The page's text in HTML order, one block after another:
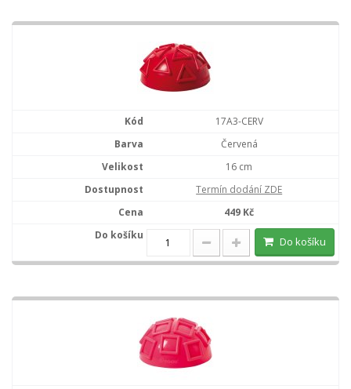
17A3-CERV
Červená
16 cm
Termín dodání ZDE
449 Kč
Do košíku